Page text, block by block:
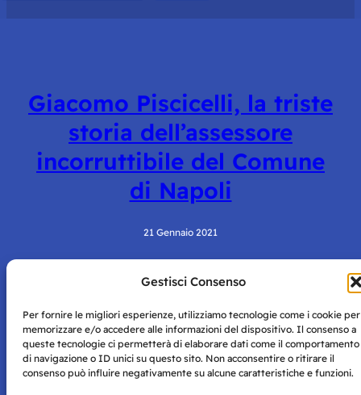
Gestisci Consenso
Per fornire le migliori esperienze, utilizziamo tecnologie come i cookie per
memorizzare e/o accedere alle informazioni del dispositivo. Il consenso a
queste tecnologie ci permetterà di elaborare dati come il comportamento
di navigazione o ID unici su questo sito. Non acconsentire o ritirare il
consenso può influire negativamente su alcune caratteristiche e funzioni.
Giacomo Piscicelli, la triste
storia dell’assessore
incorruttibile del Comune
di Napoli
21 Gennaio 2021